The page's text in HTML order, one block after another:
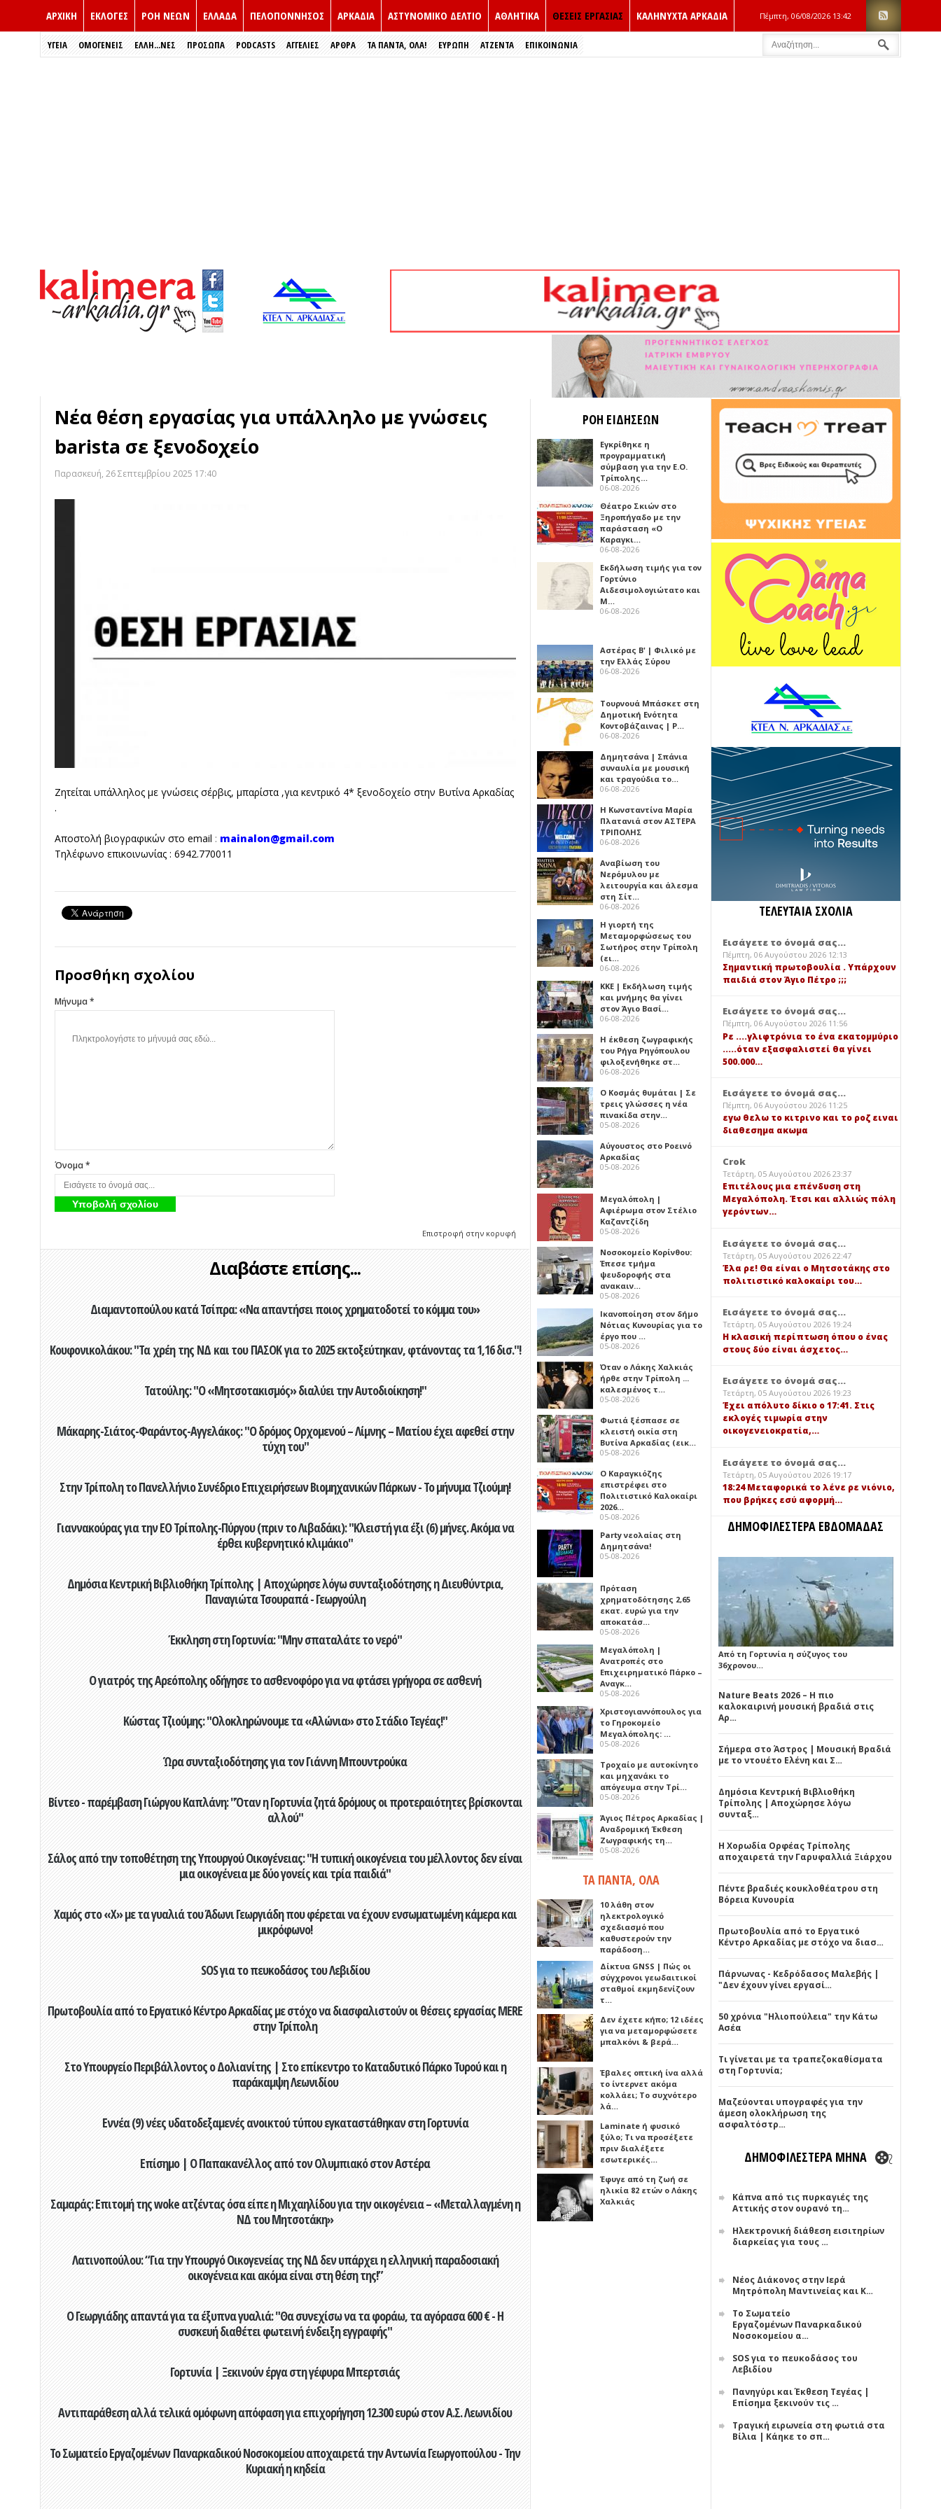
ΑΡΧΙΚΗ ΕΚΛΟΓΈΣ ΡΟΗ ΝΕΩΝ ΕΛΛΑΔΑ ΠΕΛΟΠΟΝΝΗΣΟΣ ΑΡΚΑΔΙΑ ΑΣΤΥΝΟΜΙΚΟ ΔΕΛΤΙΟ ΑΘΛΗΤΙΚΑ ΘΕΣΕΙΣ ΕΡΓΑΣΙΑΣ ΚΑΛΗΝΥΧΤΑ ΑΡΚΑΔΙΑ Πέμπτη, 06/08/2026 13:42
ΥΓΕΙΑ ΟΜΟΓΕΝΕΙΣ ΈΛΛΗ...ΝΕΣ ΠΡΌΣΩΠΑ PODCASTS ΑΓΓΕΛΙΕΣ ΑΡΘΡΑ ΤΑ ΠΑΝΤΑ, ΟΛΑ! ΕΥΡΏΠΗ ΑΤΖΕΝΤΑ ΕΠΙΚΟΙΝΩΝΙΑ
Νέα θέση εργασίας για υπάλληλο με γνώσεις
barista σε ξενοδοχείο
Παρασκευή, 26 Σεπτεμβρίου 2025 17:40
Ζητείται υπάλληλος με γνώσεις σέρβις, μπαρίστα ,για κεντρικό 4* ξενοδοχείο στην Βυτίνα Αρκαδίας
.
Αποστολή βιογραφικών στο email : mainalon@gmail.com
Τηλέφωνο επικοινωνίας : 6942.770011
Προσθήκη σχολίου
Μήνυμα *
Όνομα *
Επιστροφή στην κορυφή
Διαβάστε επίσης...
Διαμαντοπούλου κατά Τσίπρα: «Να απαντήσει ποιος χρηματοδοτεί το κόμμα του»
Κουφονικολάκου: "Τα χρέη της ΝΔ και του ΠΑΣΟΚ για το 2025 εκτοξεύτηκαν, φτάνοντας τα 1,16 δισ."!
Τατούλης: "Ο «Μητσοτακισμός» διαλύει την Αυτοδιοίκηση!"
Μάκαρης-Σιάτος-Φαράντος-Αγγελάκος: "Ο δρόμος Ορχομενού – Λίμνης – Ματίου έχει αφεθεί στην
τύχη του"
Στην Τρίπολη το Πανελλήνιο Συνέδριο Επιχειρήσεων Βιομηχανικών Πάρκων - Το μήνυμα Τζιούμη!
Γιαννακούρας για την EO Τρίπολης-Πύργου (πριν το Λιβαδάκι): "Κλειστή για έξι (6) μήνες. Ακόμα να
έρθει κυβερνητικό κλιμάκιο"
Δημόσια Κεντρική Βιβλιοθήκη Τρίπολης | Αποχώρησε λόγω συνταξιοδότησης η Διευθύντρια,
Παναγιώτα Τσουραπά - Γεωργούλη
Έκκληση στη Γορτυνία: "Μην σπαταλάτε το νερό"
Ο γιατρός της Αρεόπολης οδήγησε το ασθενοφόρο για να φτάσει γρήγορα σε ασθενή
Κώστας Τζιούμης: "Ολοκληρώνουμε τα «Αλώνια» στο Στάδιο Τεγέας!"
Ώρα συνταξιοδότησης για τον Γιάννη Μπουντρούκα
Βίντεο - παρέμβαση Γιώργου Καπλάνη: "Όταν η Γορτυνία ζητά δρόμους οι προτεραιότητες βρίσκονται
αλλού"
Σάλος από την τοποθέτηση της Υπουργού Οικογένειας: "Η τυπική οικογένεια του μέλλοντος δεν είναι
μια οικογένεια με δύο γονείς και τρία παιδιά"
Χαμός στο «X» με τα γυαλιά του Άδωνι Γεωργιάδη που φέρεται να έχουν ενσωματωμένη κάμερα και
μικρόφωνο!
SOS για το πευκοδάσος του Λεβιδίου
Πρωτοβουλία από το Εργατικό Κέντρο Αρκαδίας με στόχο να διασφαλιστούν οι θέσεις εργασίας MERE
στην Τρίπολη
Στο Υπουργείο Περιβάλλοντος ο Δολιανίτης | Στο επίκεντρο το Καταδυτικό Πάρκο Τυρού και η
παράκαμψη Λεωνιδίου
Εννέα (9) νέες υδατοδεξαμενές ανοικτού τύπου εγκαταστάθηκαν στη Γορτυνία
Επίσημο | Ο Παπακανέλλος από τον Ολυμπιακό στον Αστέρα
Σαμαράς: Επιτομή της woke ατζέντας όσα είπε η Μιχαηλίδου για την οικογένεια – «Μεταλλαγμένη η
ΝΔ του Μητσοτάκη»
Λατινοπούλου: “Για την Υπουργό Οικογενείας της ΝΔ δεν υπάρχει η ελληνική παραδοσιακή
οικογένεια και ακόμα είναι στη θέση της!”
Ο Γεωργιάδης απαντά για τα έξυπνα γυαλιά: "Θα συνεχίσω να τα φοράω, τα αγόρασα 600 € - Η
συσκευή διαθέτει φωτεινή ένδειξη εγγραφής"
Γορτυνία | Ξεκινούν έργα στη γέφυρα Μπερτσιάς
Αντιπαράθεση αλλά τελικά ομόφωνη απόφαση για επιχορήγηση 12.300 ευρώ στον Α.Σ. Λεωνιδίου
Το Σωματείο Εργαζομένων Παναρκαδικού Νοσοκομείου αποχαιρετά την Αντωνία Γεωργοπούλου - Την
Κυριακή η κηδεία
ΡΟΗ ΕΙΔΗΣΕΩΝ
Εγκρίθηκε η
προγραμματική
σύμβαση για την Ε.Ο.
Τρίπολης…
06-08-2026
Θέατρο Σκιών στο
Ξηροπήγαδο με την
παράσταση «Ο
Καραγκι…
06-08-2026
Εκδήλωση τιμής για τον
Γορτύνιο
Αιδεσιμολογιώτατο και
Μ…
06-08-2026
Αστέρας Β' | Φιλικό με
την Ελλάς Σύρου
06-08-2026
Τουρνουά Μπάσκετ στη
Δημοτική Ενότητα
Κοντοβάζαινας | Ρ…
06-08-2026
Δημητσάνα | Σπάνια
συναυλία με μουσική
και τραγούδια το…
06-08-2026
Η Κωνσταντίνα Μαρία
Πλατανιά στον ΑΣΤΕΡΑ
ΤΡΙΠΟΛΗΣ
06-08-2026
Αναβίωση του
Νερόμυλου με
λειτουργία και άλεσμα
στη Σίτ…
06-08-2026
Η γιορτή της
Μεταμορφώσεως του
Σωτήρος στην Τρίπολη
(ει…
06-08-2026
ΚΚΕ | Εκδήλωση τιμής
και μνήμης θα γίνει
στον Άγιο Βασί…
06-08-2026
Η έκθεση ζωγραφικής
του Ρήγα Ρηγόπουλου
φιλοξενήθηκε στ…
06-08-2026
Ο Κοσμάς θυμάται | Σε
τρεις γλώσσες η νέα
πινακίδα στην…
05-08-2026
Αύγουστος στο Ροεινό
Αρκαδίας
05-08-2026
Μεγαλόπολη |
Αφιέρωμα στον Στέλιο
Καζαντζίδη
05-08-2026
Νοσοκομείο Κορίνθου:
Έπεσε τμήμα
ψευδοροφής στα
ανακαιν…
05-08-2026
Ικανοποίηση στον δήμο
Νότιας Κυνουρίας για το
έργο που …
05-08-2026
Όταν ο Λάκης Χαλκιάς
ήρθε στην Τρίπολη ...
καλεσμένος τ…
05-08-2026
Φωτιά ξέσπασε σε
κλειστή οικία στη
Βυτίνα Αρκαδίας (εικ…
05-08-2026
Ο Καραγκιόζης
επιστρέφει στο
Πολιτιστικό Καλοκαίρι
2026…
05-08-2026
Party νεολαίας στη
Δημητσάνα!
05-08-2026
Πρόταση
χρηματοδότησης 2,65
εκατ. ευρώ για την
αποκατάσ…
05-08-2026
Μεγαλόπολη |
Ανατροπές στο
Επιχειρηματικό Πάρκο –
Αναγκ…
05-08-2026
Χριστογιαννόπουλος για
το Γηροκομείο
Μεγαλόπολης: …
05-08-2026
Τροχαίο με αυτοκίνητο
και μηχανάκι το
απόγευμα στην Τρί…
05-08-2026
Άγιος Πέτρος Αρκαδίας |
Αναδρομική Έκθεση
Ζωγραφικής τη…
05-08-2026
ΤΑ ΠΑΝΤΑ, ΟΛΑ
10 λάθη στον
ηλεκτρολογικό
σχεδιασμό που
καθυστερούν την
παράδοση…
Δίκτυα GNSS | Πώς οι
σύγχρονοι γεωδαιτικοί
σταθμοί εκμηδενίζουν
τ…
Δεν έχετε κήπο; 12 ιδέες
για να μεταμορφώσετε
μπαλκόνι & βερά…
Έβαλες οπτική ίνα αλλά
το ίντερνετ ακόμα
κολλάει; Το συχνότερο
λά…
Laminate ή φυσικό
ξύλο; Τι να προσέξετε
πριν διαλέξετε
εσωτερικές…
Έφυγε από τη ζωή σε
ηλικία 82 ετών ο Λάκης
Χαλκιάς
ΤΕΛΕΥΤΑΙΑ ΣΧΟΛΙΑ
Εισάγετε το όνομά σας...
Πέμπτη, 06 Αυγούστου 2026 12:13
Σημαντική πρωτοβουλία . Υπάρχουν
παιδιά στον Άγιο Πέτρο ;;;
Εισάγετε το όνομά σας...
Πέμπτη, 06 Αυγούστου 2026 11:56
Ρε ....γλιφτρόνια το ένα εκατομμύριο
.....όταν εξασφαλιστεί θα γίνει
500.000…
Εισάγετε το όνομά σας...
Πέμπτη, 06 Αυγούστου 2026 11:25
εγω θελω το κιτρινο και το ροζ ειναι
διαθεσημα ακωμα
Crok
Τετάρτη, 05 Αυγούστου 2026 23:37
Επιτέλους μια επένδυση στη
Μεγαλόπολη. Έτσι και αλλιώς πόλη
γερόντων…
Εισάγετε το όνομά σας...
Τετάρτη, 05 Αυγούστου 2026 22:47
Έλα ρε! Θα είναι ο Μητσοτάκης στο
πολιτιστικό καλοκαίρι του…
Εισάγετε το όνομά σας...
Τετάρτη, 05 Αυγούστου 2026 19:24
Η κλασική περίπτωση όπου ο ένας
στους δύο είναι άσχετος…
Εισάγετε το όνομά σας...
Τετάρτη, 05 Αυγούστου 2026 19:23
Έχει απόλυτο δίκιο ο 17:41. Στις
εκλογές τιμωρία στην
οικογενειοκρατία,…
Εισάγετε το όνομά σας...
Τετάρτη, 05 Αυγούστου 2026 19:17
18:24 Μεταφορικά το λένε ρε νιόνιο,
που βρήκες εσύ αφορμή…
ΔΗΜΟΦΙΛΕΣΤΕΡΑ ΕΒΔΟΜΑΔΑΣ
Από τη Γορτυνία η σύζυγος του
36χρονου…
Nature Beats 2026 – Η πιο
καλοκαιρινή μουσική βραδιά στις
Αρ…
Σήμερα στο Άστρος | Μουσική Βραδιά
με το ντουέτο Ελένη και Σ…
Δημόσια Κεντρική Βιβλιοθήκη
Τρίπολης | Αποχώρησε λόγω
συνταξ…
Η Χορωδία Ορφέας Τρίπολης
αποχαιρετά την Γαρυφαλλιά Ξιάρχου
Πέντε βραδιές κουκλοθέατρου στη
Βόρεια Κυνουρία
Πρωτοβουλία από το Εργατικό
Κέντρο Αρκαδίας με στόχο να διασ…
Πάρνωνας - Κεδρόδασος Μαλεβής |
"Δεν έχουν γίνει εργασί…
50 χρόνια "Ηλιοπούλεια" την Κάτω
Ασέα
Τι γίνεται με τα τραπεζοκαθίσματα
στη Γορτυνία;
Μαζεύονται υπογραφές για την
άμεση ολοκλήρωση της
ασφαλτόστρ…
ΔΗΜΟΦΙΛΕΣΤΕΡΑ ΜΗΝΑ
Κάπνα από τις πυρκαγιές της
Αττικής στον ουρανό τη…
Ηλεκτρονική διάθεση εισιτηρίων
διαρκείας για τους …
Νέος Διάκονος στην Ιερά
Μητρόπολη Μαντινείας και Κ…
Το Σωματείο
Εργαζομένων Παναρκαδικού
Νοσοκομείου α…
SOS για το πευκοδάσος του
Λεβιδίου
Πανηγύρι και Έκθεση Τεγέας |
Επίσημα ξεκινούν τις …
Τραγική ειρωνεία στη φωτιά στα
Βίλια | Κάηκε το σπ…